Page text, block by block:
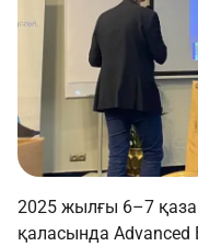
2025 жылғы 6–7
қаласында